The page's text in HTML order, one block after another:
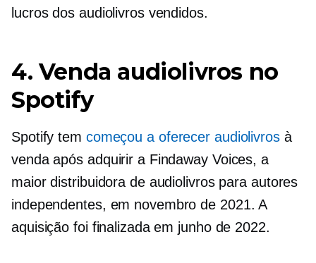
lucros dos audiolivros vendidos.
4. Venda audiolivros no
Spotify
Spotify tem começou a oferecer audiolivrosà
venda após adquirir a Findaway Voices, a
maior distribuidora de audiolivros para autores
independentes, em novembro de 2021. A
aquisição foi finalizada em junho de 2022.